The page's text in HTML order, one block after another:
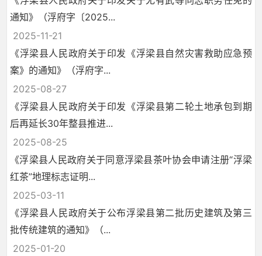
通知》（浮府字〔2025...
2025-11-21
《浮梁县人民政府关于印发《浮梁县自然灾害救助应急预
案》的通知》（浮府字...
2025-08-27
《浮梁县人民政府关于印发《浮梁县第二轮土地承包到期
后再延长30年整县推进...
2025-08-25
《浮梁县人民政府关于同意浮梁县茶叶协会申请注册“浮梁
红茶”地理标志证明...
2025-03-11
《浮梁县人民政府关于公布浮梁县第二批历史建筑及第三
批传统建筑的通知》（...
2025-01-20